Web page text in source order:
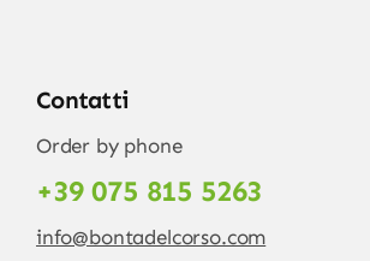
Contatti
Order by phone
+39 075 815 5263
info@bontadelcorso.com